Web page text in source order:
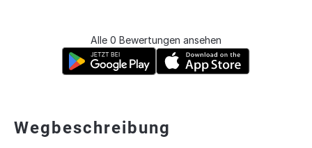
Alle 0 Bewertungen ansehen
Wegbeschreibung